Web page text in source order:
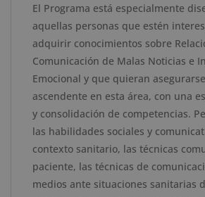
Maestría
Internacional
Inteligencia
Emocional
Doble
Titulación
Diploma
El Programa está especialmente
aquellas personas que estén
adquirir conocimientos sobre
Comunicación de Malas Noticias e
Emocional y que quieran
ascendente en esta área, con una
y consolidación de competencias.
las habilidades sociales y
contexto sanitario, las técnicas
paciente, las técnicas de
medios ante situaciones sanitarias